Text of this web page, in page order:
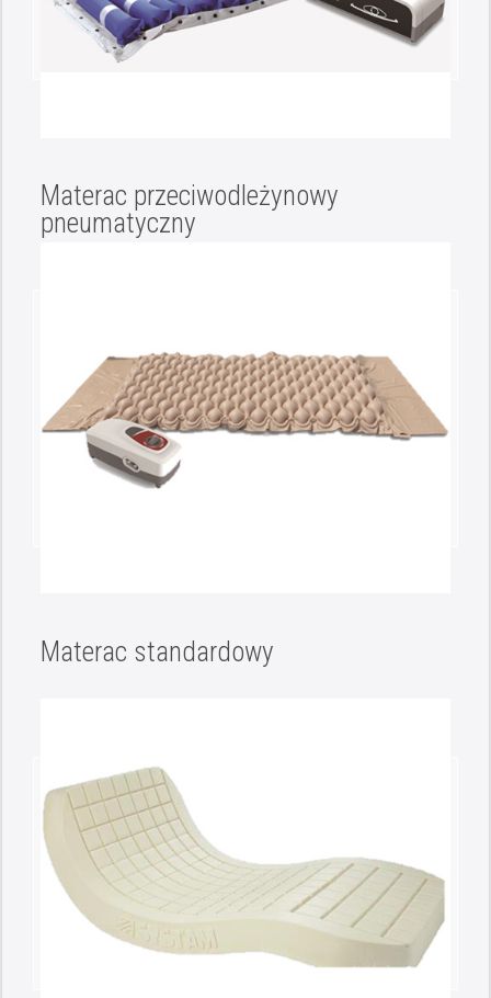
Materac przeciwodleżynowy
pneumatyczny
Materac standardowy